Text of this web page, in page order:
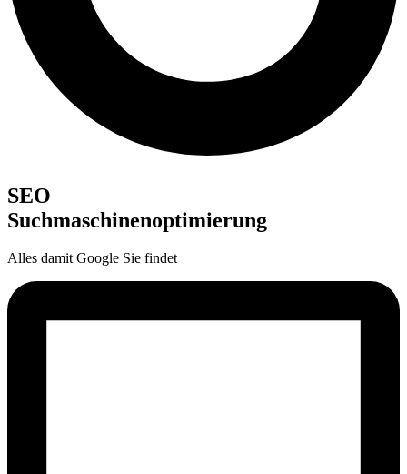
SEO
Suchmaschinen­optimierung
Alles damit Google Sie findet